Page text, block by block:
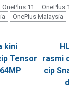
OnePlus 11
OnePlus
OnePlus Malaysia
kini
Tensor
rasmi
cip